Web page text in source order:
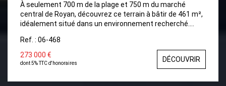
À seulement 700 m de la plage et 750 m du marché
central de Royan, découvrez ce terrain à bâtir de 461 m²,
idéalement situé dans un environnement recherché.
deux autres propriétés, il offre un cadre préservé. -
Terrain viabilisé ; -Clos sur trois côtés ; -Emprise au sol de
25 %, permettant un beau projet de construction ; -
de réaliser votre projet de vie à proximité immédiate des
Ref. : 06-468
273 000 €
dont 5% TTC d'honoraires DÉCOUVRIR